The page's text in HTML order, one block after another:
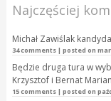
Najczęściej
Michał Zawiślak
34 comments| posted on
Będzie druga tura w
Krzysztof i Bernat Marian
15 comments| posted on